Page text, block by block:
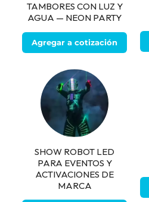
TAMBORES CON LUZ Y
AGUA — NEON PARTY
Agregar a cotización
SHOW ROBOT LED
PARA EVENTOS Y
ACTIVACIONES DE
MARCA